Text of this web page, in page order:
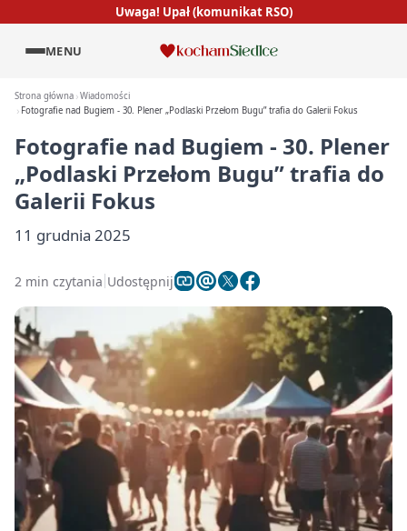
Uwaga! Upał (komunikat RSO)
MENU
Strona główna Wiadomości
Fotografie nad Bugiem - 30. Plener „Podlaski Przełom Bugu” trafia do Galerii Fokus
Fotografie nad Bugiem - 30. Plener
„Podlaski Przełom Bugu” trafia do
Galerii Fokus
11 grudnia 2025
2 min czytania Udostępnij